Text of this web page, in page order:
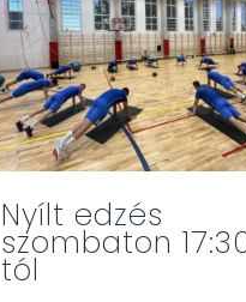
Nyílt edzés
szombaton
tól